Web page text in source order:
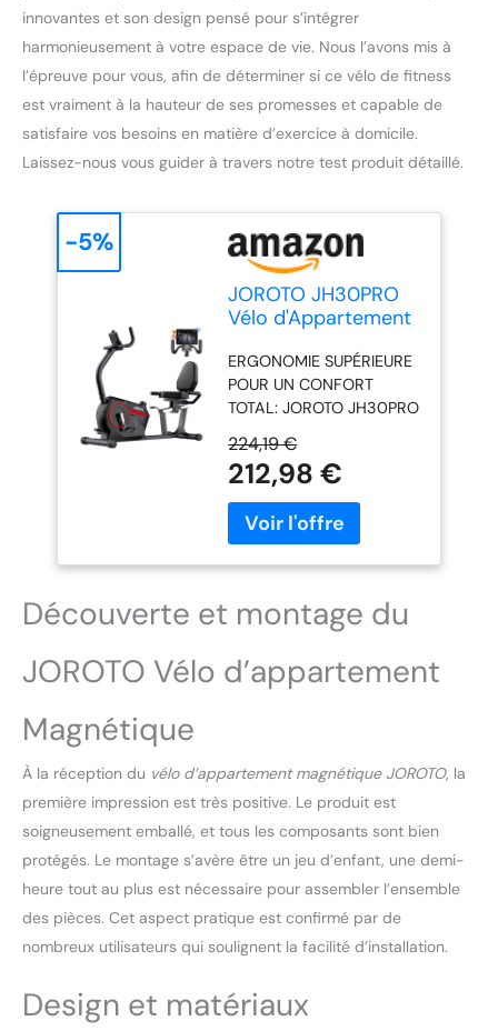
innovantes et son design pensé pour s’intégrer
harmonieusement à votre espace de vie. Nous l’avons mis à
l’épreuve pour vous, afin de déterminer si ce vélo de fitness
est vraiment à la hauteur de ses promesses et capable de
satisfaire vos besoins en matière d’exercice à domicile.
Laissez-nous vous guider à travers notre test produit détaillé.
JOROTO JH30PRO
Vélo d'Appartement
Vélo Magnétique
Bluetooth
Connexion APP, Vélo
de Fitness Avec
Capacité de Poids
136KG, Écran LCD,
Siège Réglable pour
Entraînement Cardio
ERGONOMIE SUPÉRIEURE
POUR UN CONFORT
TOTAL: JOROTO JH30PRO
offre une conception
ergonomique innovante
soutenant l'alignement
spinal et réduisant la
pression sur chevilles et
genoux. Son mouvement
entraînement fluide et
d'atteindre vos objectifs
en sécurité et efficacité,
FITNESS MAGNÉTIQUE
RÉGLABLE & SILENCIEUX:
Découvrez un
entraînement fluide et
presque silencieux avec
notre vélo magnétique
allongé. Doté d'un
système de résistance
d'une transmission par
courroie pour un
224,19 €
212,98 €
-5%
Découverte et montage du
JOROTO Vélo d’appartement
Magnétique
À la réception du vélo d’appartement magnétique JOROTO, la
première impression est très positive. Le produit est
soigneusement emballé, et tous les composants sont bien
protégés. Le montage s’avère être un jeu d’enfant, une demi-
heure tout au plus est nécessaire pour assembler l’ensemble
des pièces. Cet aspect pratique est confirmé par de
nombreux utilisateurs qui soulignent la facilité d’installation.
Design et matériaux